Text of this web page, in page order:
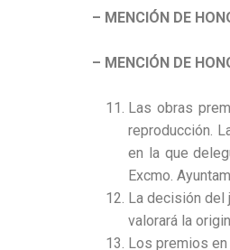
– MENCIÓN DE
– MENCIÓN DE
Las obras
reproducción.
en la que
Excmo.
La decisión del
valorará la
Los premios